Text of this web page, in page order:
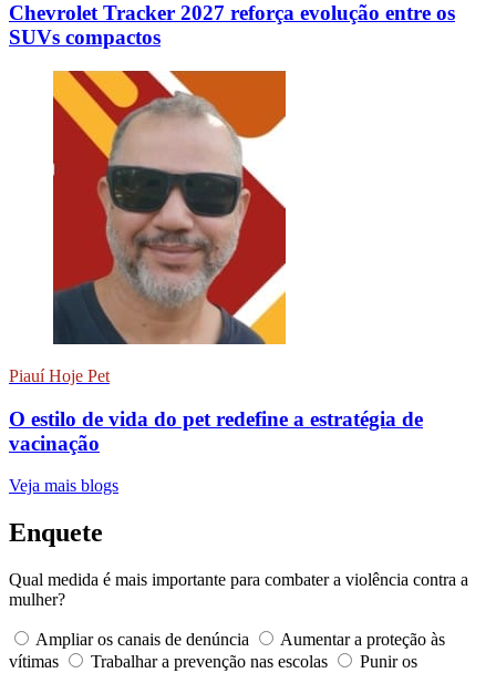
Chevrolet Tracker 2027 reforça evolução entre os
SUVs compactos
Piauí Hoje Pet
O estilo de vida do pet redefine a estratégia de
vacinação
Veja mais blogs
Enquete
Qual medida é mais importante para combater a violência contra a
mulher?
Ampliar os canais de denúncia
Aumentar a proteção às
vítimas
Trabalhar a prevenção nas escolas
Punir os